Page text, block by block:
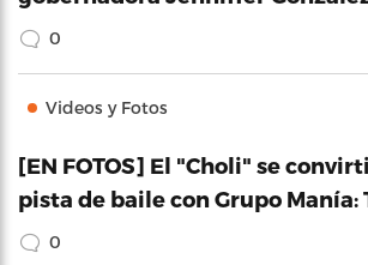
0
Videos y Fotos
[EN FOTOS] El "Choli" se
pista de baile con Grupo Manía:
0